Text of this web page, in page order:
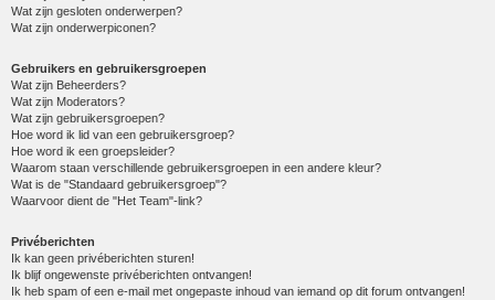
Wat zijn gesloten onderwerpen?
Wat zijn onderwerpiconen?
Gebruikers en gebruikersgroepen
Wat zijn Beheerders?
Wat zijn Moderators?
Wat zijn gebruikersgroepen?
Hoe word ik lid van een gebruikersgroep?
Hoe word ik een groepsleider?
Waarom staan verschillende gebruikersgroepen in een andere kleur?
Wat is de "Standaard gebruikersgroep"?
Waarvoor dient de "Het Team"-link?
Privéberichten
Ik kan geen privéberichten sturen!
Ik blijf ongewenste privéberichten ontvangen!
Ik heb spam of een e-mail met ongepaste inhoud van iemand op dit forum ontvangen!